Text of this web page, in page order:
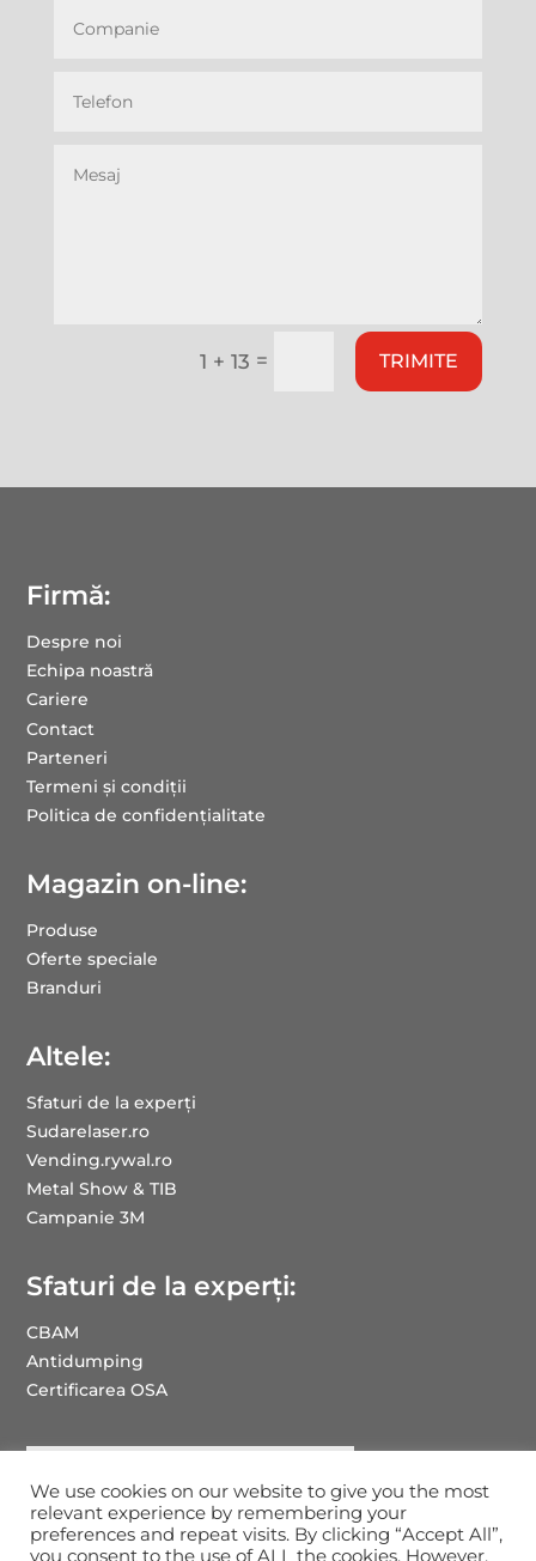
1 + 13 = TRIMITE
Firmă:
Despre noi
Echipa noastră
Cariere
Contact
Parteneri
Termeni și condiții
Politica de confidențialitate
Magazin on-line:
Produse
Oferte speciale
Branduri
Altele:
Sfaturi de la experți
Sudarelaser.ro
Vending.rywal.ro
Metal Show & TIB
Campanie 3M
Sfaturi de la experți:
CBAM
Antidumping
Certificarea OSA
We use cookies on our website to give you the most
relevant experience by remembering your
preferences and repeat visits. By clicking “Accept All”,
you consent to the use of ALL the cookies. However,